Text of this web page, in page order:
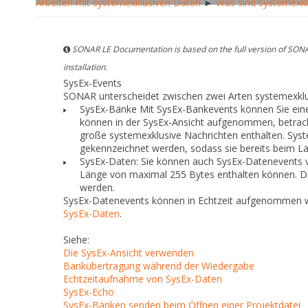
SONAR LE Documentation is based on the full version of
installation.
SysEx-Events
SONAR unterscheidet zwischen zwei Arten
SysEx-Bänke Mit SysEx-Bankevents können Sie
können in der SysEx-Ansicht aufgenommen,
große systemexklusive Nachrichten enthalten.
gekennzeichnet werden, sodass sie bereits beim
SysEx-Daten: Sie können auch SysEx-
Länge von maximal 255 Bytes enthalten können.
werden.
SysEx-Datenevents können in Echtzeit
SysEx-Daten.
Siehe:
Die SysEx-Ansicht verwenden
Bankübertragung während der Wiedergabe
Echtzeitaufnahme von SysEx-Daten
SysEx-Echo
SysEx-Bänken senden beim Öffnen einer Projektdatei